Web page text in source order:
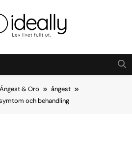
Ångest & Oro
ångest
och behandling